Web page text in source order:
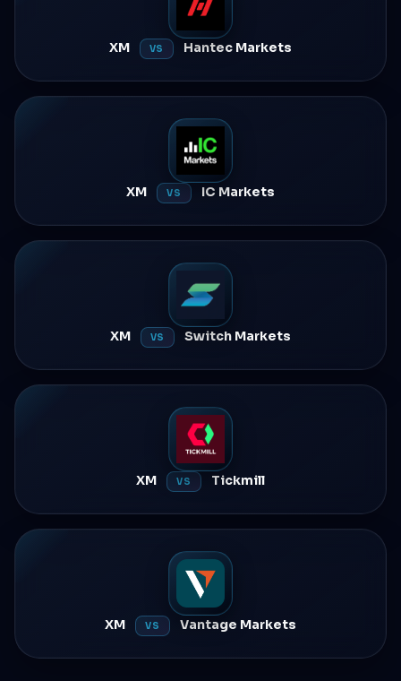
XM VS Hantec Markets
XM VS IC Markets
XM VS Switch Markets
XM VS Tickmill
XM VS Vantage Markets